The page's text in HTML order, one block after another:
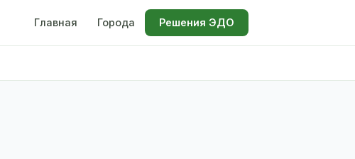
Главная Города Решения ЭДО